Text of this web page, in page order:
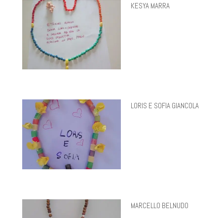
KESYA MARRA
LORIS E SOFIA GIANCOLA
MARCELLO BELNUDO